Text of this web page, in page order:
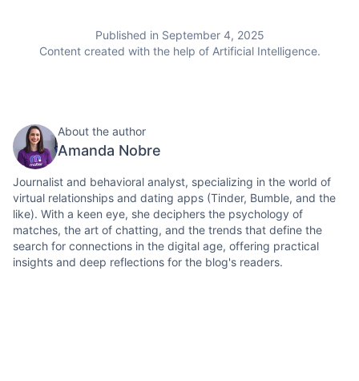
Published in September 4, 2025
Content created with the help of Artificial Intelligence.
About the author
Amanda Nobre
Journalist and behavioral analyst, specializing in the world of
virtual relationships and dating apps (Tinder, Bumble, and the
like). With a keen eye, she deciphers the psychology of
matches, the art of chatting, and the trends that define the
search for connections in the digital age, offering practical
insights and deep reflections for the blog's readers.